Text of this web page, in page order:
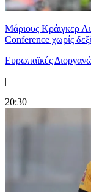
Μάριους Κράιγκερ
Conference χωρίς
Ευρωπαϊκές
|
20:30